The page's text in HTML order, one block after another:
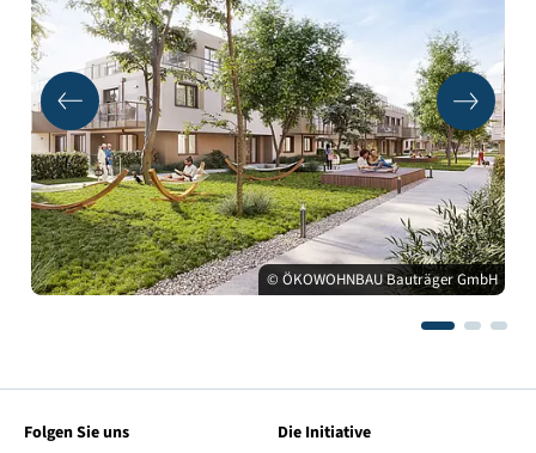
© ÖKOWOHNBAU Bauträger GmbH
Folgen Sie uns
Die Initiative